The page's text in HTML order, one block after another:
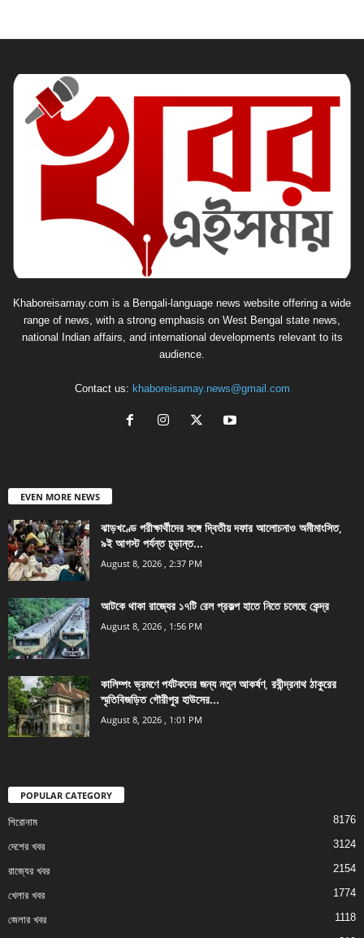
Khaboreisamay.com is a Bengali-language news website offering a wide
range of news, with a strong emphasis on West Bengal state news,
national Indian affairs, and international developments relevant to its
audience.
Contact us: khaboreisamay.news@gmail.com
EVEN MORE NEWS
ঝাড়খণ্ডে পরীক্ষার্থীদের সঙ্গে দ্বিতীয় দফার আলোচনাও অমীমাংসিত,
৯ই আগস্ট পর্যন্ত চূড়ান্ত...
August 8, 2026 , 2:37 PM
আটকে থাকা রাজ্যের ১৭টি রেল প্রকল্প হাতে নিতে চলেছে কেন্দ্র
August 8, 2026 , 1:56 PM
কালিম্পং ভ্রমণে পর্যটকদের জন্য নতুন আকর্ষণ, রবীন্দ্রনাথ ঠাকুরের
স্মৃতিবিজড়িত গৌরীপুর হাউসের...
August 8, 2026 , 1:01 PM
POPULAR CATEGORY
শিরোনাম 8176
দেশের খবর 3124
রাজ্যের খবর 2154
খেলার খবর 1774
জেলার খবর
1118